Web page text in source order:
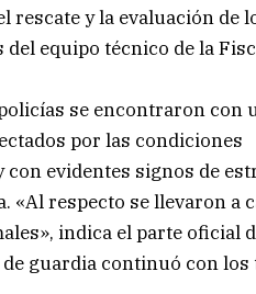
rescate y la evaluación de
equipo técnico de la
se encontraron con
por las condiciones
evidentes signos de
respecto se llevaron a
indica el parte oficial
guardia continuó con